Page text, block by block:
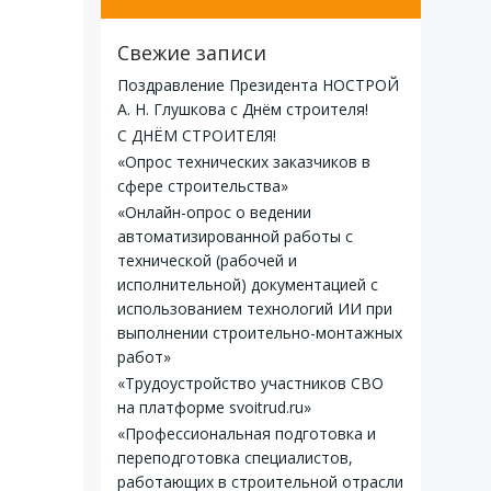
Свежие записи
Поздравление Президента НОСТРОЙ
А. Н. Глушкова с Днём строителя!
С ДНЁМ СТРОИТЕЛЯ!
«Опрос технических заказчиков в
сфере строительства»
«Онлайн-опрос о ведении
автоматизированной работы с
технической (рабочей и
исполнительной) документацией с
использованием технологий ИИ при
выполнении строительно-монтажных
работ»
«Трудоустройство участников СВО
на платформе svoitrud.ru»
«Профессиональная подготовка и
переподготовка специалистов,
работающих в строительной отрасли